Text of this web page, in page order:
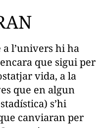
l’univers hi ha
que sigui per
vida, a la
que en algun
s’hi
canviaran per